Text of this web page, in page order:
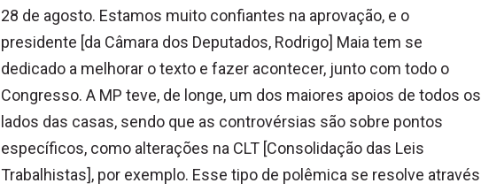
28 de agosto. Estamos muito confiantes na aprovação, e o
presidente [da Câmara dos Deputados, Rodrigo] Maia tem se
dedicado a melhorar o texto e fazer acontecer, junto com todo o
Congresso. A MP teve, de longe, um dos maiores apoios de todos os
lados das casas, sendo que as controvérsias são sobre pontos
específicos, como alterações na CLT [Consolidação das Leis
Trabalhistas], por exemplo. Esse tipo de polêmica se resolve através